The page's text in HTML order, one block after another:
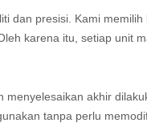
dan presisi. Kami
karena itu, setiap unit
akhir
tanpa perlu